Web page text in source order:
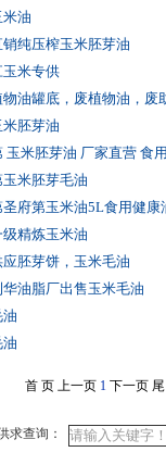
油
纯压榨玉米胚芽油
米专供
物油罐底，废植物油，废
胚芽油
玉米胚芽油 厂家直营 食
米胚芽毛油
圣府第玉米油5L食用健康
精炼玉米油
胚芽饼，玉米毛油
油脂厂出售玉米毛油
首 页 上一页 1 下一页
求查询：